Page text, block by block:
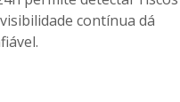
contínua dá